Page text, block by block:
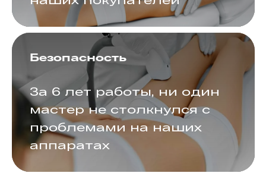
Безопасность
За 6 лет работы, ни один
мастер не столкнулся с
проблемами на наших
аппаратах